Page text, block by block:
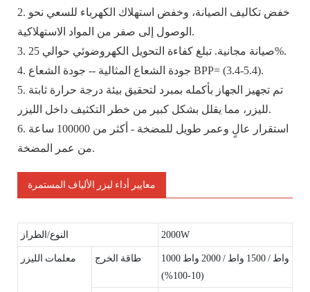
2. خفض تكاليف الصيانة، وخفض استهلاك الكهرباء للسعي نحو
الوصول إلى صفر من المواد الاستهلاكية.
3. صيانة مجانية. تبلغ كفاءة التحويل الكهروضوئي حوالي 25%.
4. جودة الشعاع المثالية -- جودة الشعاع BPP= (3.4-5.4).
5. تم تجهيز الجهاز بأكمله بمبرد لتحقيق بيئة درجة حرارة ثابتة
لليزر، مما يقلل بشكل كبير من خطر التكثيف داخل الليزر.
6. استقرار عالٍ وعمر طويل للمضخة - أكثر من 100000 ساعة
من عمر المضخة.
معايير أداء ليزر الألياف المستمرة
النوع/الطراز 2000W
معلمات الليزر طاقة الخرج
1000 واط / 1500 واط / 2000 واط
(10-100%)